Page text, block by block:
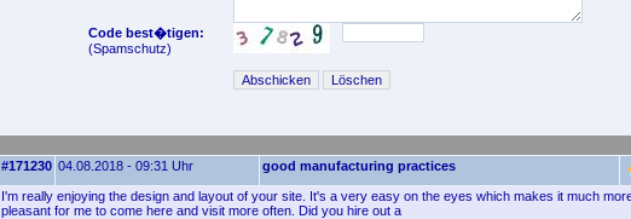
Code best�tigen:
(Spamschutz)
#171230 04.08.2018 - 09:31 Uhr good manufacturing practices
I'm really enjoying the design and layout of your site. It's a very easy on the eyes which makes it much
pleasant for me to come here and visit more often. Did you hire out a